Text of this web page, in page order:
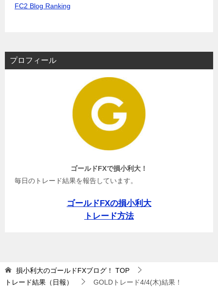
FC2 Blog Ranking
プロフィール
ゴールドFXで損小利大！
毎日のトレード結果を報告しています。
ゴールドFXの損小利大
トレード方法
損小利大のゴールドFXブログ！
TOP
トレード結果（日報）
GOLDトレード4/4(木)結果！